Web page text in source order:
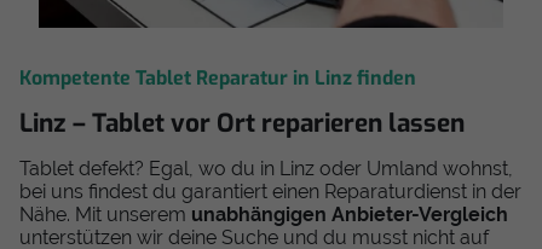
Kompetente Tablet Reparatur in Linz finden
Linz – Tablet vor Ort reparieren lassen
Tablet defekt? Egal, wo du in Linz oder Umland wohnst,
bei uns findest du garantiert einen Reparaturdienst in der
Nähe. Mit unserem unabhängigen Anbieter-Vergleich
unterstützen wir deine Suche und du musst nicht auf